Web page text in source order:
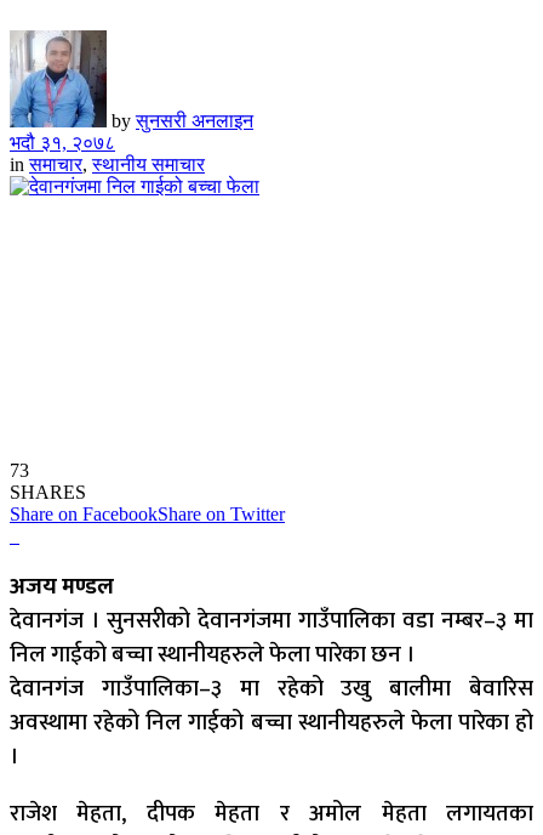
by सुनसरी अनलाइन
भदौ ३१, २०७८
in समाचार,स्थानीय समाचार
73
SHARES
Share on FacebookShare on Twitter
अजय मण्डल
देवानगंज । सुनसरीको देवानगंजमा गाउँपालिका वडा नम्बर–३ मा
निल गाईको बच्चा स्थानीयहरुले फेला पारेका छन ।
देवानगंज गाउँपालिका–३ मा रहेको उखु बालीमा बेवारिस
अवस्थामा रहेको निल गाईको बच्चा स्थानीयहरुले फेला पारेका हो
।
राजेश मेहता, दीपक मेहता र अमोल मेहता लगायतका